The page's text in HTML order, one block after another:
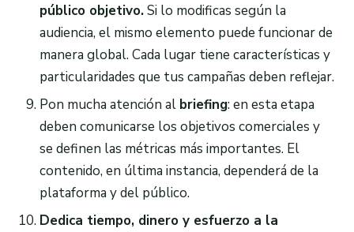
público objetivo.Si lo modificas según la
audiencia, el mismo elemento puede funcionar de
manera global. Cada lugar tiene características y
particularidades que tus campañas deben reflejar.
Pon mucha atención al briefing: en esta etapa
deben comunicarse los objetivos comerciales y
se definen las métricas más importantes. El
contenido, en última instancia, dependerá de la
plataforma y del público.
Dedica tiempo, dinero y esfuerzo a la